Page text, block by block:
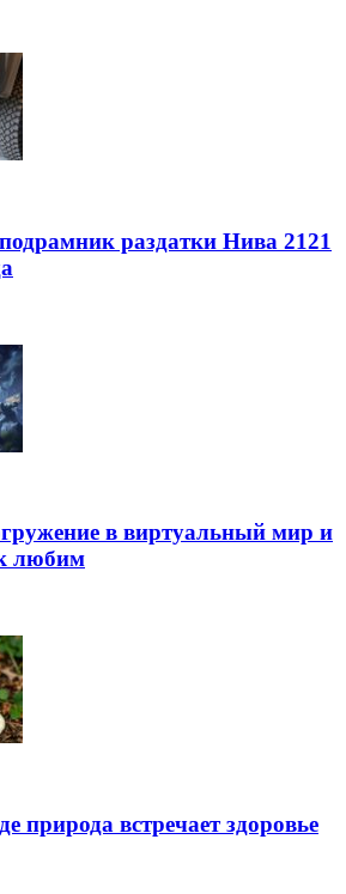
раздатки Нива 2121
в виртуальный мир и
любим
природа встречает здоровье